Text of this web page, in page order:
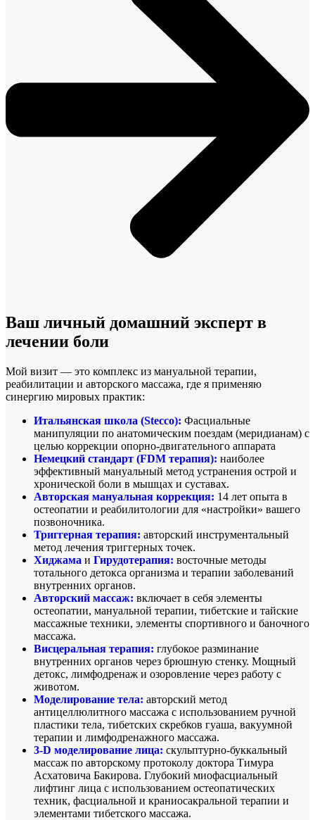
Ваш личный домашний эксперт в
лечении боли
Мой визит — это комплекс из мануальной терапии,
реабилитации и авторского массажа, где я применяю
синергию мировых практик:
Итальянская школа (Stecco): Фасциальные
манипуляции по анатомическим поездам (меридианам) с
целью коррекции опорно-двигательного аппарата
Немецкий стандарт (FDM терапия): наиболее
эффективный мануальный метод устранения острой и
хронической боли в мышцах и суставах.
Авторская мануальная коррекция: 14 лет опыта в
остеопатии и реабилитологии для «настройки» вашего
позвоночника.
Триггерная терапия: авторский инструментальный
метод лечения триггерных точек.
Хиджама и Гирудотерапия: восточные методы
тотального детокса организма и терапии заболеваний
внутренних органов.
Авторский массаж: включает в себя элементы
остеопатии, мануальной терапии, тибетские и тайские
массажные техники, элементы спортивного и баночного
массажа.
Висцеральная терапия: глубокое разминание
внутренних органов через брюшную стенку. Мощный
детокс, лимфодренаж и озоровление через работу с
животом.
Моделирование тела: авторский метод
антицеллюлитного массажа с использованием ручной
пластики тела, тибетских скребков гуаша, вакуумной
терапии и лимфодренажного массажа.
3-D моделирование лица: скульптурно-буккальный
массаж по авторскому протоколу доктора Тимура
Асхатовича Бакирова. Глубокий миофасциальный
лифтинг лица с использованием остеопатических
техник, фасциальной и краниосакральной терапии и
элементами тибетского массажа.